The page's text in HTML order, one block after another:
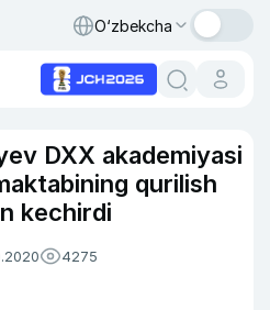
O‘zbekcha
DXX akademiyasi
qurilish
kechirdi
4275